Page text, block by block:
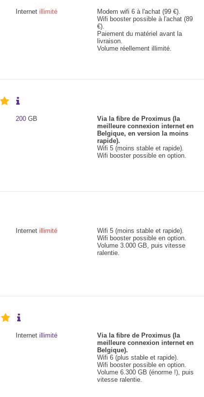
Internet illimité
Modem wifi 6 à l'achat (99 €).
Wifi booster possible à l'achat (89
€).
Paiement du matériel avant la
livraison.
Volume réellement illimité.
200 GB
Via la fibre de Proximus (la
meilleure connexion internet en
Belgique, en version la moins
rapide).
Wifi 5 (moins stable et rapide).
Wifi booster possible en option.
Internetillimité
Wifi 5 (moins stable et rapide).
Wifi booster possible en option.
Volume 3.000 GB, puis vitesse
ralentie.
Internetillimité
Via la fibre de Proximus (la
meilleure connexion internet en
Belgique).
Wifi 6 (plus stable et rapide).
Wifi booster possible en option.
Volume 6.300 GB (énorme !), puis
vitesse ralentie.